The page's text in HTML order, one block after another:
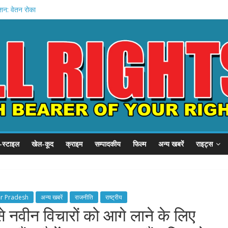
वेतन रोका
तैयारी
गृह मंत्रालय
में मौत
खेल-कूद क्राइम सम्पादकीय फिल्म अन्य खबरें राइट्स
Pradesh अन्य खबरें राजनीति राष्ट्रीय
नवीन विचारों को आगे लाने के लिए